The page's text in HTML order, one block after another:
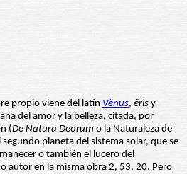
propio viene del latín Vĕnus, ĕris y
del amor y la belleza, citada, por
(De Natura Deorum o la Naturaleza de
planeta del sistema solar, que se
o también el lucero del
autor en la misma obra 2, 53, 20. Pero